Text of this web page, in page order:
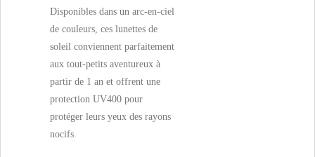
Disponibles dans un arc-en-ciel
de couleurs, ces lunettes de
soleil conviennent parfaitement
aux tout-petits aventureux à
partir de 1 an et offrent une
protection UV400 pour
protéger leurs yeux des rayons
nocifs.